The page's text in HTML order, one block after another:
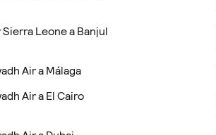
Leone a Banjul
Air a Málaga
Air a El Cairo